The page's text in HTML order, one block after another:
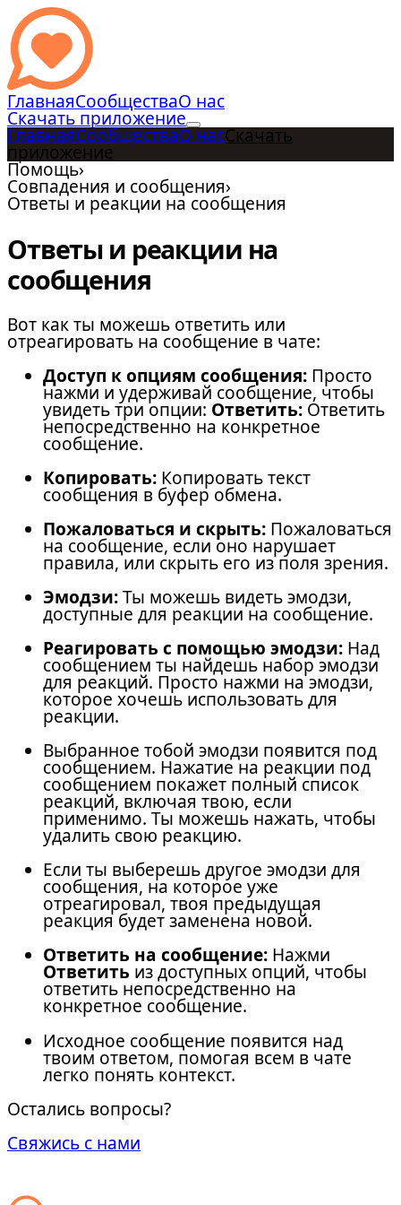
ГлавнаяСообществаО нас
Скачать приложение
ГлавнаяСообществаО насСкачать
приложение
Помощь›
Совпадения и сообщения›
Ответы и реакции на сообщения
Ответы и реакции на
сообщения
Вот как ты можешь ответить или
отреагировать на сообщение в чате:
Доступ к опциям сообщения: Просто
нажми и удерживай сообщение, чтобы
увидеть три опции: Ответить: Ответить
непосредственно на конкретное
сообщение.
Копировать: Копировать текст
сообщения в буфер обмена.
Пожаловаться и скрыть: Пожаловаться
на сообщение, если оно нарушает
правила, или скрыть его из поля зрения.
Эмодзи:Ты можешь видеть эмодзи,
доступные для реакции на сообщение.
Реагировать с помощью эмодзи: Над
сообщением ты найдешь набор эмодзи
для реакций. Просто нажми на эмодзи,
которое хочешь использовать для
реакции.
Выбранное тобой эмодзи появится под
сообщением. Нажатие на реакции под
сообщением покажет полный список
реакций, включая твою, если
применимо. Ты можешь нажать, чтобы
удалить свою реакцию.
Если ты выберешь другое эмодзи для
сообщения, на которое уже
отреагировал, твоя предыдущая
реакция будет заменена новой.
Ответить на сообщение: Нажми
Ответить из доступных опций, чтобы
ответить непосредственно на
конкретное сообщение.
Исходное сообщение появится над
твоим ответом, помогая всем в чате
легко понять контекст.
Остались вопросы?
Свяжись с нами